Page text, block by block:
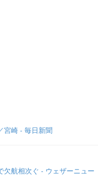
宮崎 - 毎日新聞
欠航相次ぐ - ウェザーニュー